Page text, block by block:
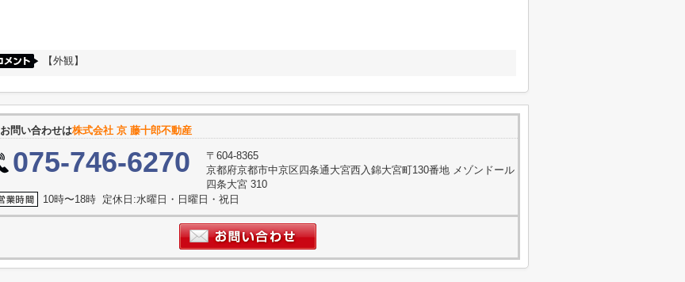
【外観】
お問い合わせは株式会社 京 藤十郎不動産
075-746-6270
〒604-8365
京都府京都市中京区四条通大宮西入錦大宮町130番地 メゾンドール
四条大宮 310
10時〜18時 定休日:水曜日・日曜日・祝日